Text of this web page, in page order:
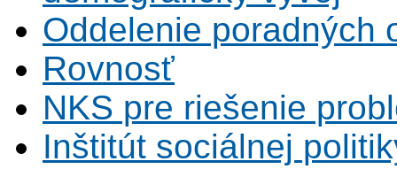
Oddelenie poradných
Rovnosť
NKS pre riešenie
Inštitút sociálnej